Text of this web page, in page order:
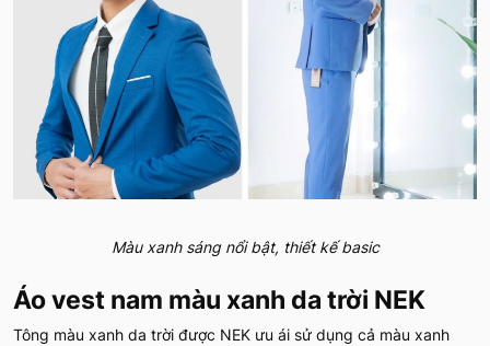
Màu xanh sáng nổi bật, thiết kế basic
Áo vest nam màu xanh da trời NEK
Tông màu xanh da trời được NEK ưu ái sử dụng cả màu xanh